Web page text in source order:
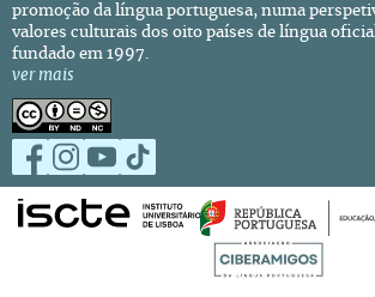
promoção da língua portuguesa, numa
valores culturais dos oito países de língua
fundado em 1997.
ver mais